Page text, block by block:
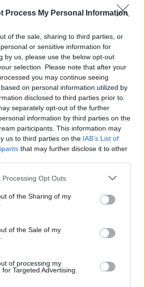
Process My Personal Information
of the sale, sharing to third parties, or
or sensitive information for
by us, please use the below opt-out
selection. Please note that after your
you may continue seeing
on personal information utilized by
disclosed to third parties prior to
separately opt-out of the further
information by third parties on the
participants. This information may
us to third parties on the IAB’s List of
that may further disclose it to other
Processing Opt Outs
of the Sharing of my
of the Sale of my
of processing my
Targeted Advertising.
sako A. Mikalauskas.
valdžia
namo
už 700 tūkst.
iškerta
baudas,
būsto
siūlomi 200–3850 kv. metrų